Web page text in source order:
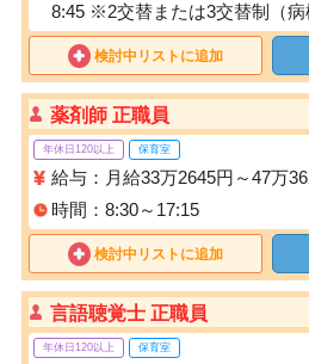
8:45 ※2交替または3交替制（病
検討中リストに追加
薬剤師 正職員
年休日120以上 保育室
給与：月給33万2645円～47万
時間：8:30～17:15
検討中リストに追加
言語聴覚士 正職員
年休日120以上 保育室